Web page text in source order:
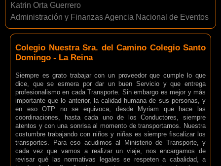
Katrin Orta Guerrero
Administración y Finanzas Agencia Nacional de Eventos
Colegio Nuestra Sra. del Camino Colegio Santo
Domingo - La Reina
Siempre es grato trabajar con un proveedor que cumple lo que
dice, que se esmera por dar un buen Servicio y que entrega
profesionalismo en cada Transporte. Sin embargo es mejor y más
importante que lo anterior, la calidad humana de sus personas, y
en eso OTP no se equivoca, desde Myriam que hace las
coordinaciones, hasta cada uno de los Conductores, siempre
atentos y con una sonrisa al momento de transportarnos. Nuestra
costumbre trabajando con niños y niñas es siempre fiscalizar los
transportes. Para eso acudimos al Ministerio de Transporte, y
cada vez que vamos a realizar un viaje, nos encargamos de
revisar qué las normativas legales se respeten a cabalidad, a